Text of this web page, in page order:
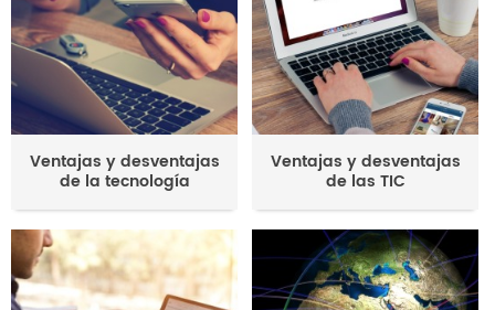
Ventajas y desventajas
de la tecnología
Ventajas y desventajas
de las TIC